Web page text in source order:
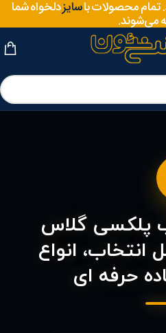
محصولات باسایزمتریال
دلخواه شما
می‌شوند.
پلکسی گلاس
انتخاب، انواع
حرفه ای